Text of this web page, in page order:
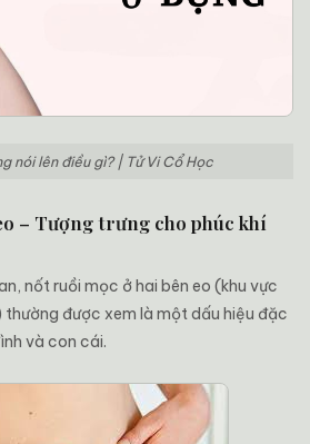
nói lên điều gì? | Tử Vi Cổ Học
– Tượng trưng cho phúc khí
nốt ruồi mọc ở hai bên eo (khu vực
thường được xem là một dấu hiệu đặc
và con cái.